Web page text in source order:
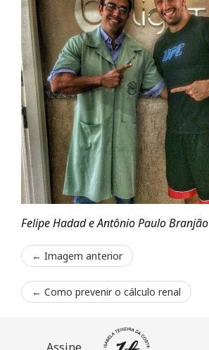
Felipe Hadad e Antônio Paulo Branjão
← Imagem anterior
← Como prevenir o cálculo renal